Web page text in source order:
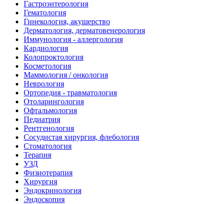
Гастроэнтерология
Гематология
Гинекология, акушерство
Дерматология, дерматовенерология
Иммунология - аллергология
Кардиология
Колопроктология
Косметология
Маммология / онкология
Неврология
Ортопедия - травматология
Отоларингология
Офтальмология
Педиатрия
Рентгенология
Сосудистая хирургия, флебология
Стоматология
Терапия
УЗД
Физиотерапия
Хирургия
Эндокринология
Эндоскопия